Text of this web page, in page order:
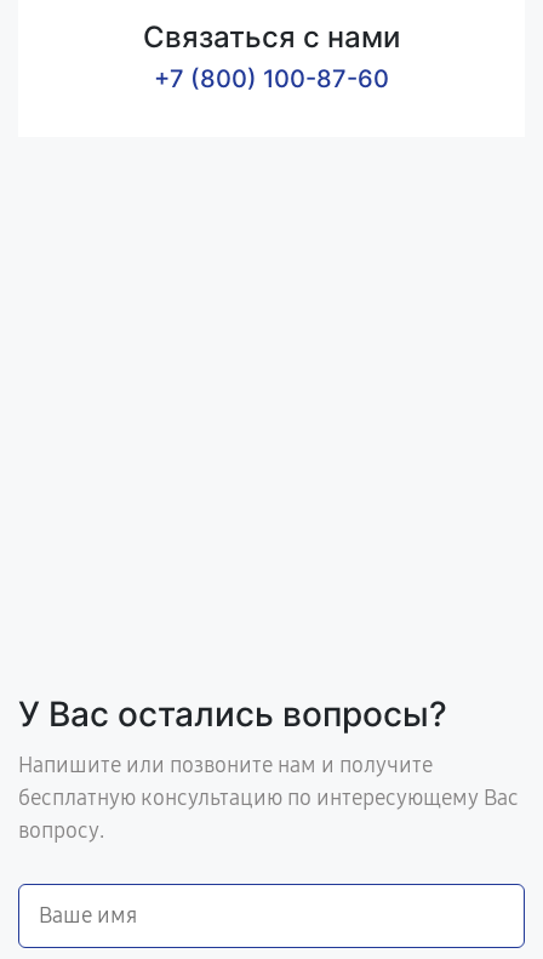
Связаться с нами
+7 (800) 100-87-60
У Вас остались вопросы?
Напишите или позвоните нам и получите
бесплатную консультацию по интересующему Вас
вопросу.